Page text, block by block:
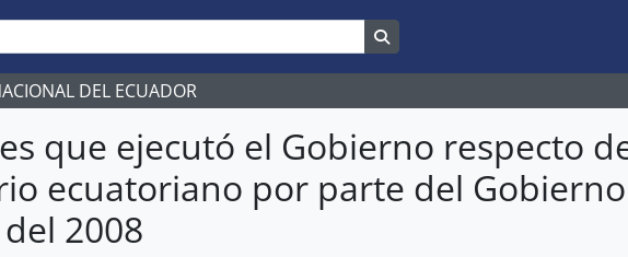
DEL ECUADOR
que ejecutó el Gobierno respecto
ecuatoriano por parte del
2008